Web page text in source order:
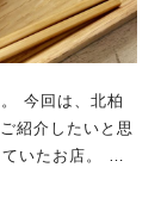
ん
ワフ
入っていて、
よ
紹介したいと思